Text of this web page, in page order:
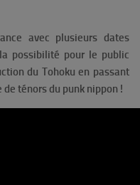
avec plusieurs dates
possibilité pour le public
du Tohoku en passant
ténors du punk nippon !